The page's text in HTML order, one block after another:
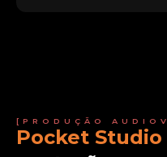
[PRODUÇÃO
Pocket Studio